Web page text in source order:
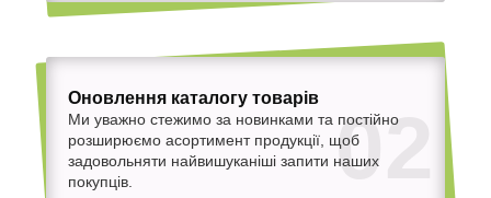
02
Оновлення каталогу товарів
Ми уважно стежимо за новинками та постійно
розширюємо асортимент продукції, щоб
задовольняти найвишуканіші запити наших
покупців.